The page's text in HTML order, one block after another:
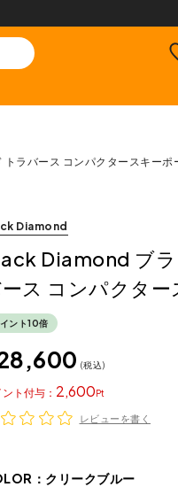
ラバース コンパクタースキーポ
Diamond
Diamond ブ
ス コンパクタ
ント10倍
税込
2,600
ト
レビューを書く
： クリークブルー